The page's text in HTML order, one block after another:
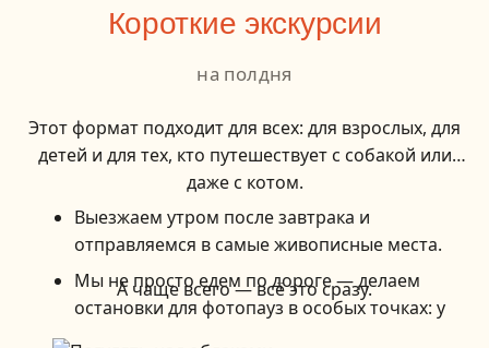
день и активные треккинги к ледникам и перевалам.
ключевых точках, а есть маршруты, где придётся
В программе — петроглифы, перевалы,
высокогорные озёра и места, куда обычные туристы
просто не доезжают. Всё проходит с гидами, с
нормальной логистикой и без ощущения «потока».
Короткие экскурсии
на полдня
Этот формат подходит для всех: для взрослых, для
детей и для тех, кто путешествует с собакой или
даже с котом.
Выезжаем утром после завтрака и
отправляемся в самые живописные места.
Мы не просто едем по дороге — делаем
остановки для фотопауз в особых точках: у
А чаще всего — всё это сразу.